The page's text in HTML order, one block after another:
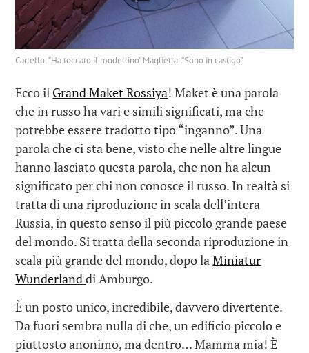
Cartello: “Ha toccato il modellino” Maglietta: “Sono in castigo”
Ecco il Grand Maket Rossiya! Maket è una parola
che in russo ha vari e simili significati, ma che
potrebbe essere tradotto tipo “inganno”. Una
parola che ci sta bene, visto che nelle altre lingue
hanno lasciato questa parola, che non ha alcun
significato per chi non conosce il russo. In realtà si
tratta di una riproduzione in scala dell’intera
Russia, in questo senso il più piccolo grande paese
del mondo. Si tratta della seconda riproduzione in
scala più grande del mondo, dopo laMiniatur
Wunderlanddi Amburgo.
È un posto unico, incredibile, davvero divertente.
Da fuori sembra nulla di che, un edificio piccolo e
piuttosto anonimo, ma dentro… Mamma mia! È